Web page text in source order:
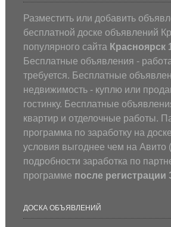
Разместить или добавить
бесплатной доске объявлений
популярного сайта Красноярск
Бесплатные объявления -
требуется. Бесплатные
недвижимость - куплю или
гостинку. Бесплатные
квартир и отделочные работы.
программа по заработку на
условия выгоднее чем на Авито (
подробности заработка по
программе после регистрации
ДОСКА ОБЪЯВЛЕНИЙ